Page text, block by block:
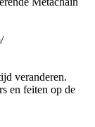
veranderen.
en feiten op de